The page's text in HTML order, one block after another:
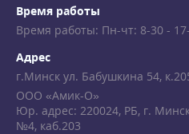
Время работы
Время работы: Пн-чт: 8-30 -
Адрес
г.Минск ул. Бабушкина 54,
ООО «Амик-О»
Юр. адрес: 220024, РБ, г.
№4, каб.203